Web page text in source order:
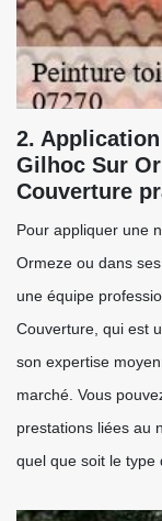
2.
Gilhoc Sur
Couverture
Pour appliquer une
Ormeze ou dans
une équipe
Couverture, qui est
son expertise
marché. Vous
prestations liées au
quel que soit le type